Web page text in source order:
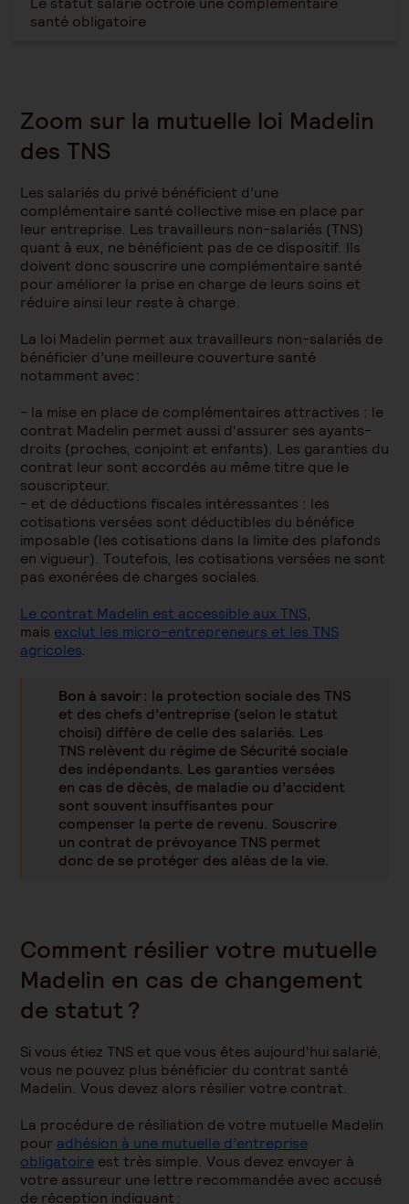
santé obligatoire
Zoom sur la mutuelle loi Madelin
des TNS
Les salariés du privé bénéficient d’une
complémentaire santé collective mise en place par
leur entreprise. Les travailleurs non-salariés (TNS)
quant à eux, ne bénéficient pas de ce dispositif. Ils
doivent donc souscrire une complémentaire santé
pour améliorer la prise en charge de leurs soins et
réduire ainsi leur reste à charge.
La loi Madelin permet aux travailleurs non-salariés de
bénéficier d’une meilleure couverture santé
notamment avec :
- la mise en place de complémentaires attractives : le
contrat Madelin permet aussi d'assurer ses ayants-
droits (proches, conjoint et enfants). Les garanties du
contrat leur sont accordés au même titre que le
souscripteur.
- et de déductions fiscales intéressantes : les
cotisations versées sont déductibles du bénéfice
imposable (les cotisations dans la limite des plafonds
en vigueur). Toutefois, les cotisations versées ne sont
pas exonérées de charges sociales.
Le contrat Madelin est accessible aux TNS,
mais exclut les micro-entrepreneurs et les TNS
agricoles.
Bon à savoir : la protection sociale des TNS
et des chefs d’entreprise (selon le statut
choisi) diffère de celle des salariés. Les
TNS relèvent du régime de Sécurité sociale
des indépendants. Les garanties versées
en cas de décès, de maladie ou d’accident
sont souvent insuffisantes pour
compenser la perte de revenu. Souscrire
un contrat de prévoyance TNS permet
donc de se protéger des aléas de la vie.
Comment résilier votre mutuelle
Madelin en cas de changement
de statut ?
Si vous étiez TNS et que vous êtes aujourd'hui salarié,
vous ne pouvez plus bénéficier du contrat santé
Madelin. Vous devez alors résilier votre contrat.
La procédure de résiliation de votre mutuelle Madelin
pour adhésion à une mutuelle d’entreprise
obligatoire est très simple. Vous devez envoyer à
votre assureur une lettre recommandée avec accusé
de réception indiquant :